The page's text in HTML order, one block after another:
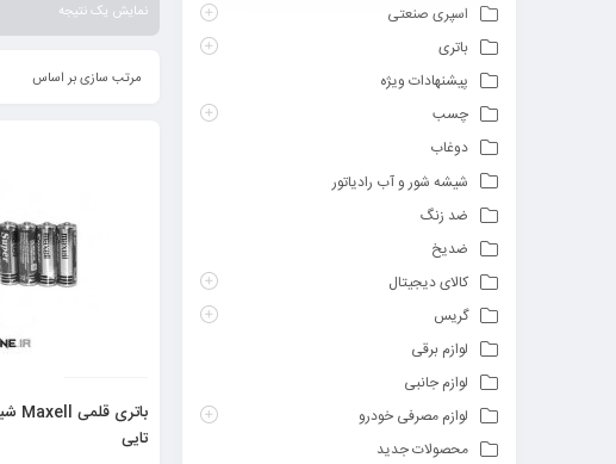
نمایش یک نتیجه
مرتب سازی بر اساس
تایی
اسپری صنعتی
باتری
پیشنهادات ویژه
چسب
دوغاب
شیشه شور و آب رادیاتور
ضد زنگ
ضدیخ
کالای دیجیتال
گریس
لوازم برقی
لوازم جانبی
لوازم مصرفی خودرو
محصولات جدید